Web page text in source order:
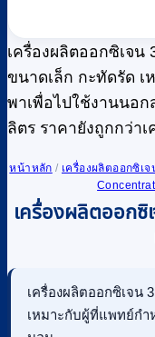
หน้าหลัก / เครื่องผลิตออกซิเ
เครื่องผลิตออกซิ
เครื่องผลิตออกซิเจน
เหมาะกับผู้ที่แพทย์กำ
เครื่องผลิตออกซิเจน
ขนาดเล็ก กะทัดรัด เ
พาเพื่อไปใช้งานนอ
ลิตร ราคายังถูกกว่า